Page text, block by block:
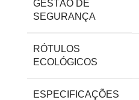
GESTÃO DE
SEGURANÇA
RÓTULOS
ECOLÓGICOS
ESPECIFICAÇÕES